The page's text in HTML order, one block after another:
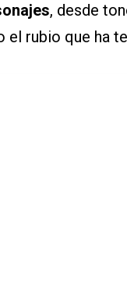
, desde
el rubio que ha